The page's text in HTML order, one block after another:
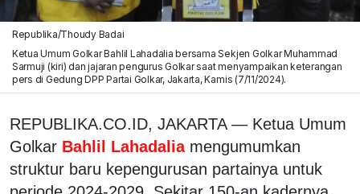
Republika/Thoudy Badai
Ketua Umum Golkar Bahlil Lahadalia bersama Sekjen Golkar Muhammad
Sarmuji (kiri) dan jajaran pengurus Golkar saat menyampaikan keterangan
pers di Gedung DPP Partai Golkar, Jakarta, Kamis (7/11/2024).
REPUBLIKA.CO.ID, JAKARTA — Ketua Umum
Golkar Bahlil Lahadalia mengumumkan
struktur baru kepengurusan partainya untuk